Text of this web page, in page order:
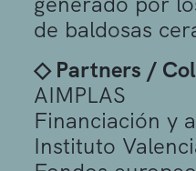
de baldosas
◇ Partners /
AIMPLAS
Financiación y
Instituto